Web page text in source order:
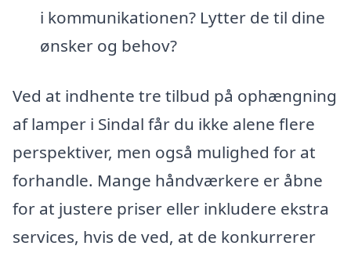
i kommunikationen? Lytter de til dine
ønsker og behov?
Ved at indhente tre tilbud på ophængning
af lamper i Sindal får du ikke alene flere
perspektiver, men også mulighed for at
forhandle. Mange håndværkere er åbne
for at justere priser eller inkludere ekstra
services, hvis de ved, at de konkurrerer